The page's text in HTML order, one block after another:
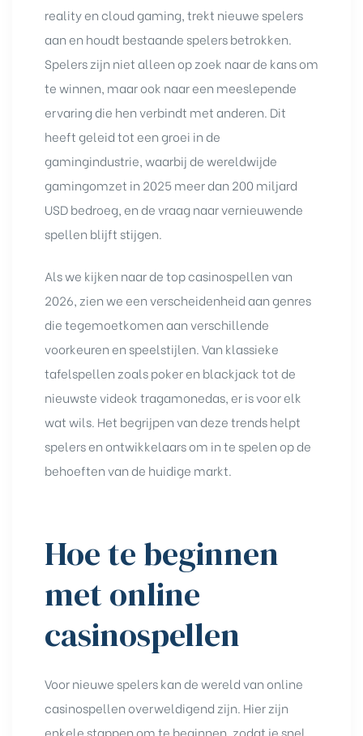
reality en cloud gaming, trekt nieuwe spelers
aan en houdt bestaande spelers betrokken.
Spelers zijn niet alleen op zoek naar de kans om
te winnen, maar ook naar een meeslepende
ervaring die hen verbindt met anderen. Dit
heeft geleid tot een groei in de
gamingindustrie, waarbij de wereldwijde
gamingomzet in 2025 meer dan 200 miljard
USD bedroeg, en de vraag naar vernieuwende
spellen blijft stijgen.
Als we kijken naar de top casinospellen van
2026, zien we een verscheidenheid aan genres
die tegemoetkomen aan verschillende
voorkeuren en speelstijlen. Van klassieke
tafelspellen zoals poker en blackjack tot de
nieuwste videok tragamonedas, er is voor elk
wat wils. Het begrijpen van deze trends helpt
spelers en ontwikkelaars om in te spelen op de
behoeften van de huidige markt.
Hoe te beginnen
met online
casinospellen
Voor nieuwe spelers kan de wereld van online
casinospellen overweldigend zijn. Hier zijn
enkele stappen om te beginnen, zodat je snel